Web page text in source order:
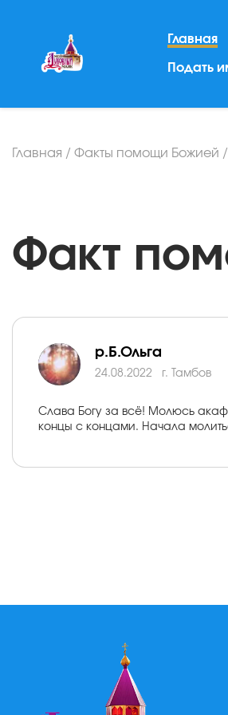
Главная
Подать
Главная / Факты помощи Божией /
Факт
р.Б.Ольга
24.08.2022 г. Тамбов
Слава Богу за всё! Молюсь
концы с концами. Начала